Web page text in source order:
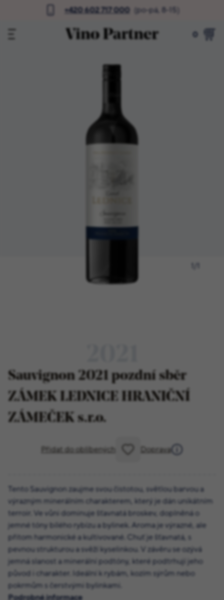
+420 602 717 000 (po-pá, 8-15)
0
Sauvignon 2021 pozdní sběr
ZÁMEK LEDNICE HRANIČNÍ
ZÁMEČEK s.r.o.
Přidat do oblíbených Doprava
Tento Sauvignon zaujme svou čistotou, světlou barvou a
výrazným minerálním charakterem, který je dán unikátním
terroir. Ve vůni dominuje šťavnatá broskev, doplněná o
jemné tóny bílého rybízu a bylinek. Aroma je výrazné, ale
přitom harmonické a kultivované. Chuť je šťavnatá, s
pevnou strukturou a svěží kyselinkou. V závěru se ozývá
jemná slanost a minerální podtóny, které podtrhují jeho
původ i charakter. Ideální k rybám, kozím sýrům nebo
pokrmům s čerstvými bylinkami.
Podrobné informace